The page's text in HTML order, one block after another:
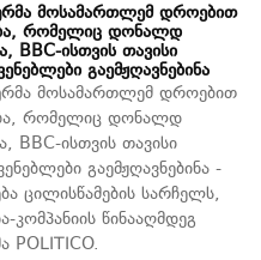
მოსამართლემ დროებით
რომელიც დონალდ
BBC-ისთვის თავისი
გაემჟღავნებინა
მოსამართლემ დროებით
რომელიც დონალდ
BBC-ისთვის თავისი
გაემჟღავნებინა -
ცილისწამების სარჩელს,
წინააღმდეგ
POLITICO.